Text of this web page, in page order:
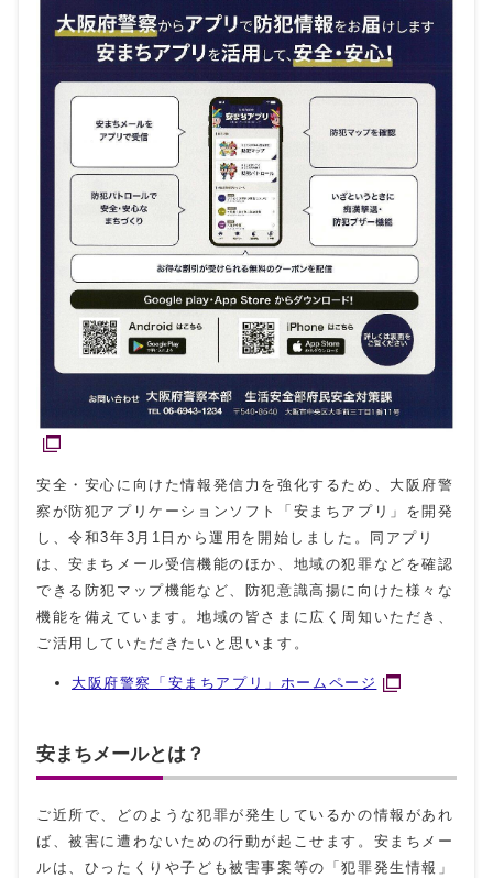
安全・安心に向けた情報発信力を強化するため、大阪府警
察が防犯アプリケーションソフト「安まちアプリ」を開発
し、令和3年3月1日から運用を開始しました。同アプリ
は、安まちメール受信機能のほか、地域の犯罪などを確認
できる防犯マップ機能など、防犯意識高揚に向けた様々な
機能を備えています。地域の皆さまに広く周知いただき、
ご活用していただきたいと思います。
大阪府警察「安まちアプリ」ホームページ
安まちメールとは？
ご近所で、どのような犯罪が発生しているかの情報があれ
ば、被害に遭わないための行動が起こせます。安まちメー
ルは、ひったくりや子ども被害事案等の「犯罪発生情報」